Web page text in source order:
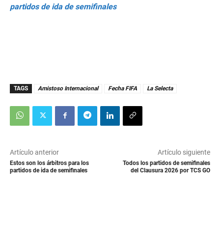
partidos de ida de semifinales
TAGS Amistoso Internacional Fecha FIFA La Selecta
Artículo anterior
Estos son los árbitros para los
partidos de ida de semifinales
Artículo siguiente
Todos los partidos de semifinales
del Clausura 2026 por TCS GO